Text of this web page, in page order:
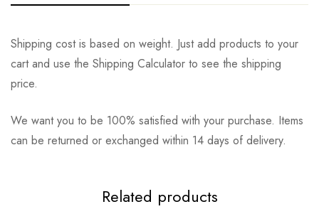
Shipping cost is based on weight. Just add products to your
cart and use the Shipping Calculator to see the shipping
price.
We want you to be 100% satisfied with your purchase. Items
can be returned or exchanged within 14 days of delivery.
Related products